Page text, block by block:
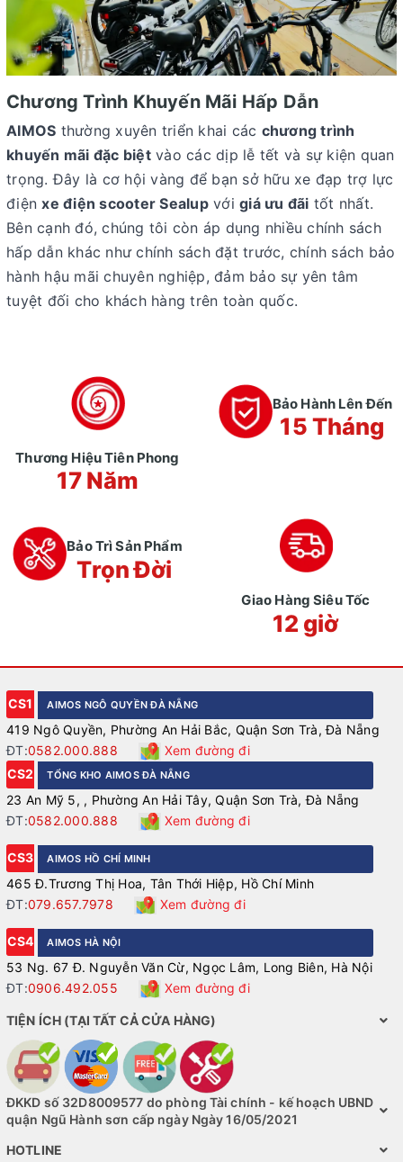
Chương Trình Khuyến Mãi Hấp Dẫn
AIMOS thường xuyên triển khai các chương trình
khuyến mãi đặc biệtvào các dịp lễ tết và sự kiện quan
trọng. Đây là cơ hội vàng để bạn sở hữu xe đạp trợ lực
điệnxe điện scooter Sealupvới giá ưu đãi tốt nhất.
Bên cạnh đó, chúng tôi còn áp dụng nhiều chính sách
hấp dẫn khác như chính sách đặt trước, chính sách bảo
hành hậu mãi chuyên nghiệp, đảm bảo sự yên tâm
tuyệt đối cho khách hàng trên toàn quốc.
Thương Hiệu Tiên Phong
17 Năm
Bảo Hành Lên Đến
15 Tháng
Bảo Trì Sản Phẩm
Trọn Đời
Giao Hàng Siêu Tốc
12 giờ
CS1 AIMOS NGÔ QUYỀN ĐÀ NẴNG
419 Ngô Quyền, Phường An Hải Bắc, Quận Sơn Trà, Đà Nẵng
ĐT:0582.000.888
Xem đường đi
CS2
TỔNG KHO AIMOS ĐÀ NẴNG
23 An Mỹ 5, , Phường An Hải Tây, Quận Sơn Trà, Đà Nẵng
ĐT:0582.000.888 Xem đường đi
CS3 AIMOS HỒ CHÍ MINH
465 Đ.Trương Thị Hoa, Tân Thới Hiệp, Hồ Chí Minh
ĐT:079.657.7978 Xem đường đi
CS4 AIMOS HÀ NỘI
53 Ng. 67 Đ. Nguyễn Văn Cừ, Ngọc Lâm, Long Biên, Hà Nội
ĐT:0906.492.055 Xem đường đi
TIỆN ÍCH (TẠI TẤT CẢ CỬA HÀNG)
ĐKKD số 32D8009577 do phòng Tài chính - kế hoạch UBND
quận Ngũ Hành sơn cấp ngày Ngày 16/05/2021
HOTLINE